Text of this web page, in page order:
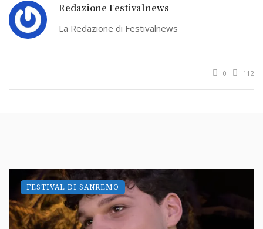
Redazione Festivalnews
La Redazione di Festivalnews
0 112
FESTIVAL DI SANREMO